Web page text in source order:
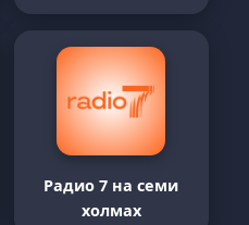
Радио 7 на семи
холмах